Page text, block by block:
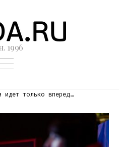
1996
идет только вперед…